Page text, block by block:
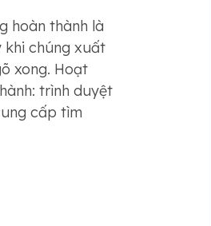
hoàn thành là
khi chúng xuất
xong. Hoạt
trình duyệt
cấp tìm